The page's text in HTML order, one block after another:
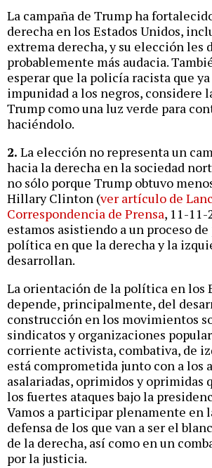
La campaña de Trump ha
derecha en los Estados Unidos,
extrema derecha, y su elección les
probablemente más audacia.
esperar que la policía racista que
impunidad a los negros, considere
Trump como una luz verde para
haciéndolo.
2. La elección no representa un
hacia la derecha en la sociedad
no sólo porque Trump obtuvo
Hillary Clinton (ver artículo de
Correspondencia de Prensa, 11-
estamos asistiendo a un proceso
política en que la derecha y la
desarrollan.
La orientación de la política en los
depende, principalmente, del
construcción en los movimientos
sindicatos y organizaciones
corriente activista, combativa, de
está comprometida junto con a los
asalariadas, oprimidos y oprimidas
los fuertes ataques bajo la
Vamos a participar plenamente en
defensa de los que van a ser el
de la derecha, así como en un
por la justicia.